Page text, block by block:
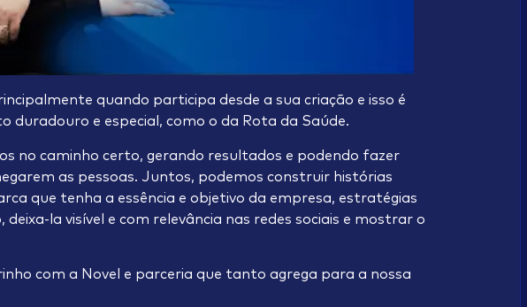
quando participa desde a sua criação e isso é
duradouro e especial, como o da Rota da Saúde.
no caminho certo, gerando resultados e podendo fazer
as pessoas. Juntos, podemos construir histórias
que tenha a essência e objetivo da empresa, estratégias
la visível e com relevância nas redes sociais e mostrar o
com a Novel e parceria que tanto agrega para a nossa